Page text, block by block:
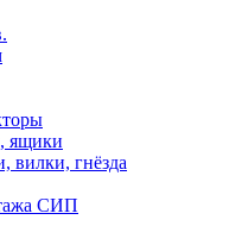
ящики
вилки, гнёзда
СИП